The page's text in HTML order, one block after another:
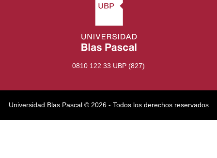
0810 122 33 UBP (827)
Universidad Blas Pascal ©️ 2026 - Todos los derechos reservados